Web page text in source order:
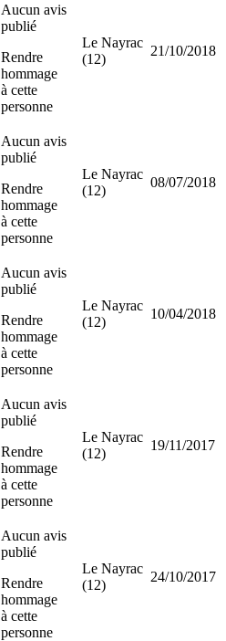
Aucun avis
publié
Rendre
hommage
à cette
personne
Le Nayrac
(12)
21/10/2018
Aucun avis
publié
Rendre
hommage
à cette
personne
Le Nayrac
(12)
08/07/2018
Aucun avis
publié
Rendre
hommage
à cette
personne
Le Nayrac
(12)
10/04/2018
Aucun avis
publié
Rendre
hommage
à cette
personne
Le Nayrac
(12)
19/11/2017
Aucun avis
publié
Rendre
hommage
à cette
personne
Le Nayrac
(12)
24/10/2017